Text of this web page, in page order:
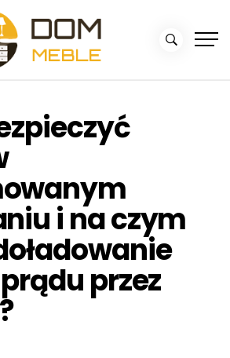
i na czym
przez